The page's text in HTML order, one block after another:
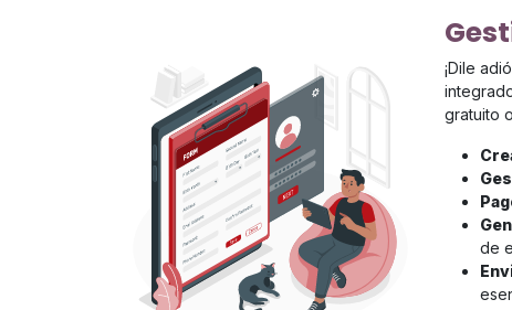
¡Dile
gratuito
de